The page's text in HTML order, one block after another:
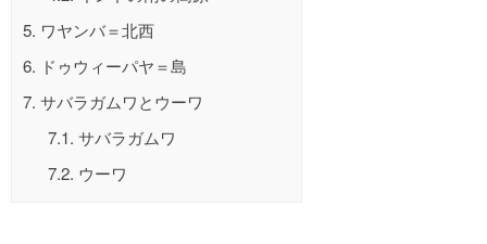
5. ワヤンバ＝北西
6. ドゥウィーパヤ＝島
7. サバラガムワとウーワ
7.1. サバラガムワ
7.2. ウーワ